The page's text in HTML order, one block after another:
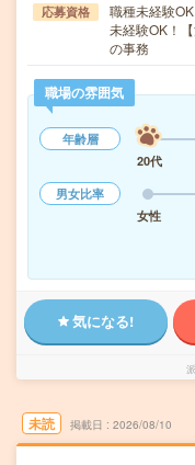
応募資格
職種未経験
未経験OK！
の事務
職場の雰囲気
年齢層
20代
男女比率
女性
気になる!
未読 掲載日 2026/08/10